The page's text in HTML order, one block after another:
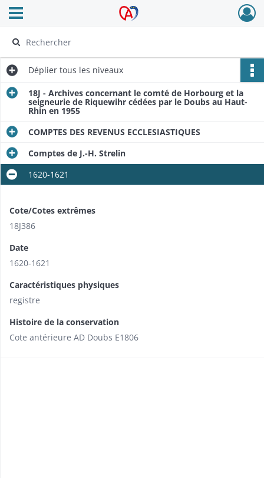
Archives Alsace - Colmar
Ouvrir le menu déroulant
Déplier tous les niveaux
18J - Archives concernant le comté de Horbourg et la
seigneurie de Riquewihr cédées par le Doubs au Haut-
Rhin en 1955
COMPTES DES REVENUS ECCLESIASTIQUES
Comptes de J.-H. Strelin
1620-1621
Cote/Cotes extrêmes
18J386
Date
1620-1621
Caractéristiques physiques
registre
Histoire de la conservation
Cote antérieure AD Doubs E1806